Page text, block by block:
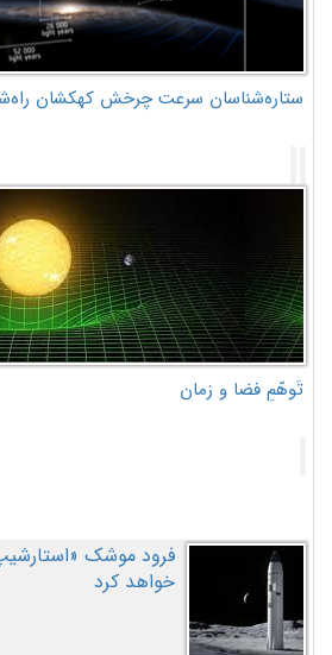
ستاره‌شناسان سرعت چرخش کهکشان
تَوهّمِ فضا و زمان
فرود موشک
خواهد کرد